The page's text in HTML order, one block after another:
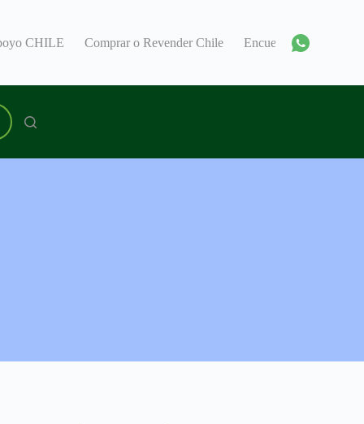
CHILE Comprar o Revender Chile Encuentra un